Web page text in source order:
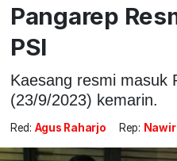
Pangarep
PSI
Kaesang resmi masuk
(23/9/2023) kemarin.
Red: Agus Raharjo Rep: